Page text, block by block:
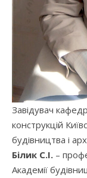
Завідувач
конструкцій
будівництва і
Білик С.І. –
Академії